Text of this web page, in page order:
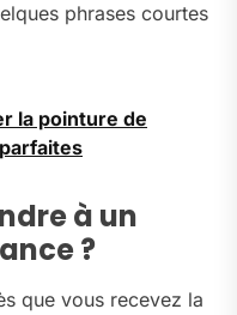
phrases courtes
la pointure de
à un
?
que vous recevez la